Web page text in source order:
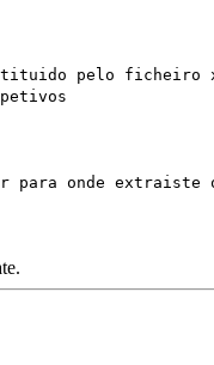
pelo ficheiro
onde extraiste